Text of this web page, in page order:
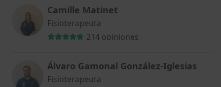
Camille Matinet
Fisioterapeuta
214 opiniones
Álvaro Gamonal González-Iglesias
Fisioterapeuta